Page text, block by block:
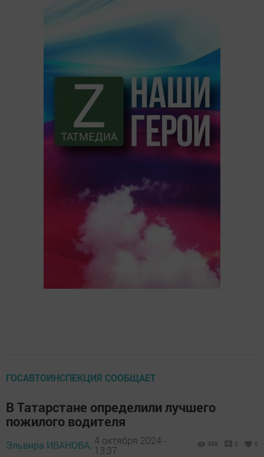
ГОСАВТОИНСПЕКЦИЯ СООБЩАЕТ
В Татарстане определили лучшего
пожилого водителя
Эльвира ИВАНОВА, 4 октября 2024 -
13:37
398 0 0